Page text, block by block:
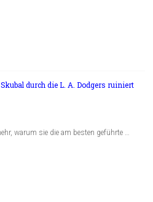
durch die L. A. Dodgers ruiniert
warum sie die am besten geführte …